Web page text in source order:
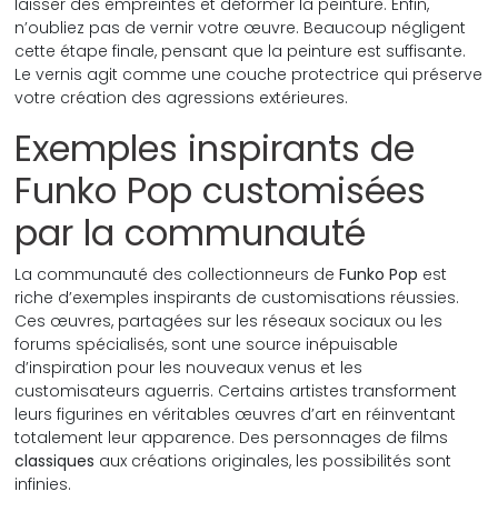
n’oubliez pas de vernir votre œuvre. Beaucoup négligent
cette étape finale, pensant que la peinture est suffisante.
Le vernis agit comme une couche protectrice qui préserve
votre création des agressions extérieures.
Exemples inspirants de
Funko Pop customisées
par la communauté
La communauté des collectionneurs deFunko Pop est
riche d’exemples inspirants de customisations réussies.
Ces œuvres, partagées sur les réseaux sociaux ou les
forums spécialisés, sont une source inépuisable
d’inspiration pour les nouveaux venus et les
customisateurs aguerris. Certains artistes transforment
leurs figurines en véritables œuvres d’art en réinventant
totalement leur apparence. Des personnages de films
classiques aux créations originales, les possibilités sont
infinies.